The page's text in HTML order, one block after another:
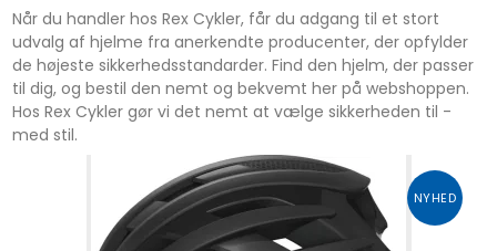
Når du handler hos Rex Cykler, får du adgang til et stort
udvalg af hjelme fra anerkendte producenter, der opfylder
de højeste sikkerhedsstandarder. Find den hjelm, der passer
til dig, og bestil den nemt og bekvemt her på webshoppen.
Hos Rex Cykler gør vi det nemt at vælge sikkerheden til -
med stil.
NYHED